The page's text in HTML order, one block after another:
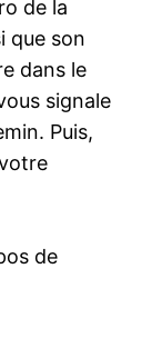
de la
que son
dans le
signale
Puis,
de